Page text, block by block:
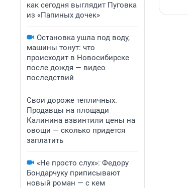
как сегодня выглядит Пуговка
из «Папиных дочек»
Остановка ушла под воду,
машины тонут: что
происходит в Новосибирске
после дождя — видео
последствий
Свои дороже тепличных.
Продавцы на площади
Калинина взвинтили цены на
овощи — сколько придется
заплатить
«Не просто слух»: Федору
Бондарчуку приписывают
новый роман — с кем